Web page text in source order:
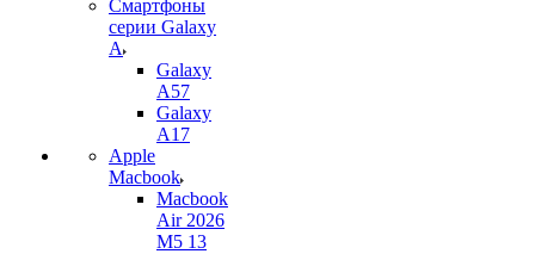
Смартфоны
серии Galaxy
A
Galaxy
A57
Galaxy
A17
Apple
Macbook
Macbook
Air 2026
M5 13